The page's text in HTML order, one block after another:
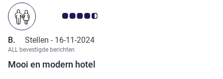
Nara Park.
Mooi en modern hotel
Avis-klantbeoordeling 4.5/5
B. Stellen - 16-11-2024
ALL bevestigde berichten